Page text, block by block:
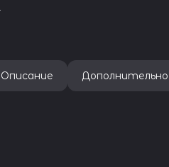
Описание Дополнительно